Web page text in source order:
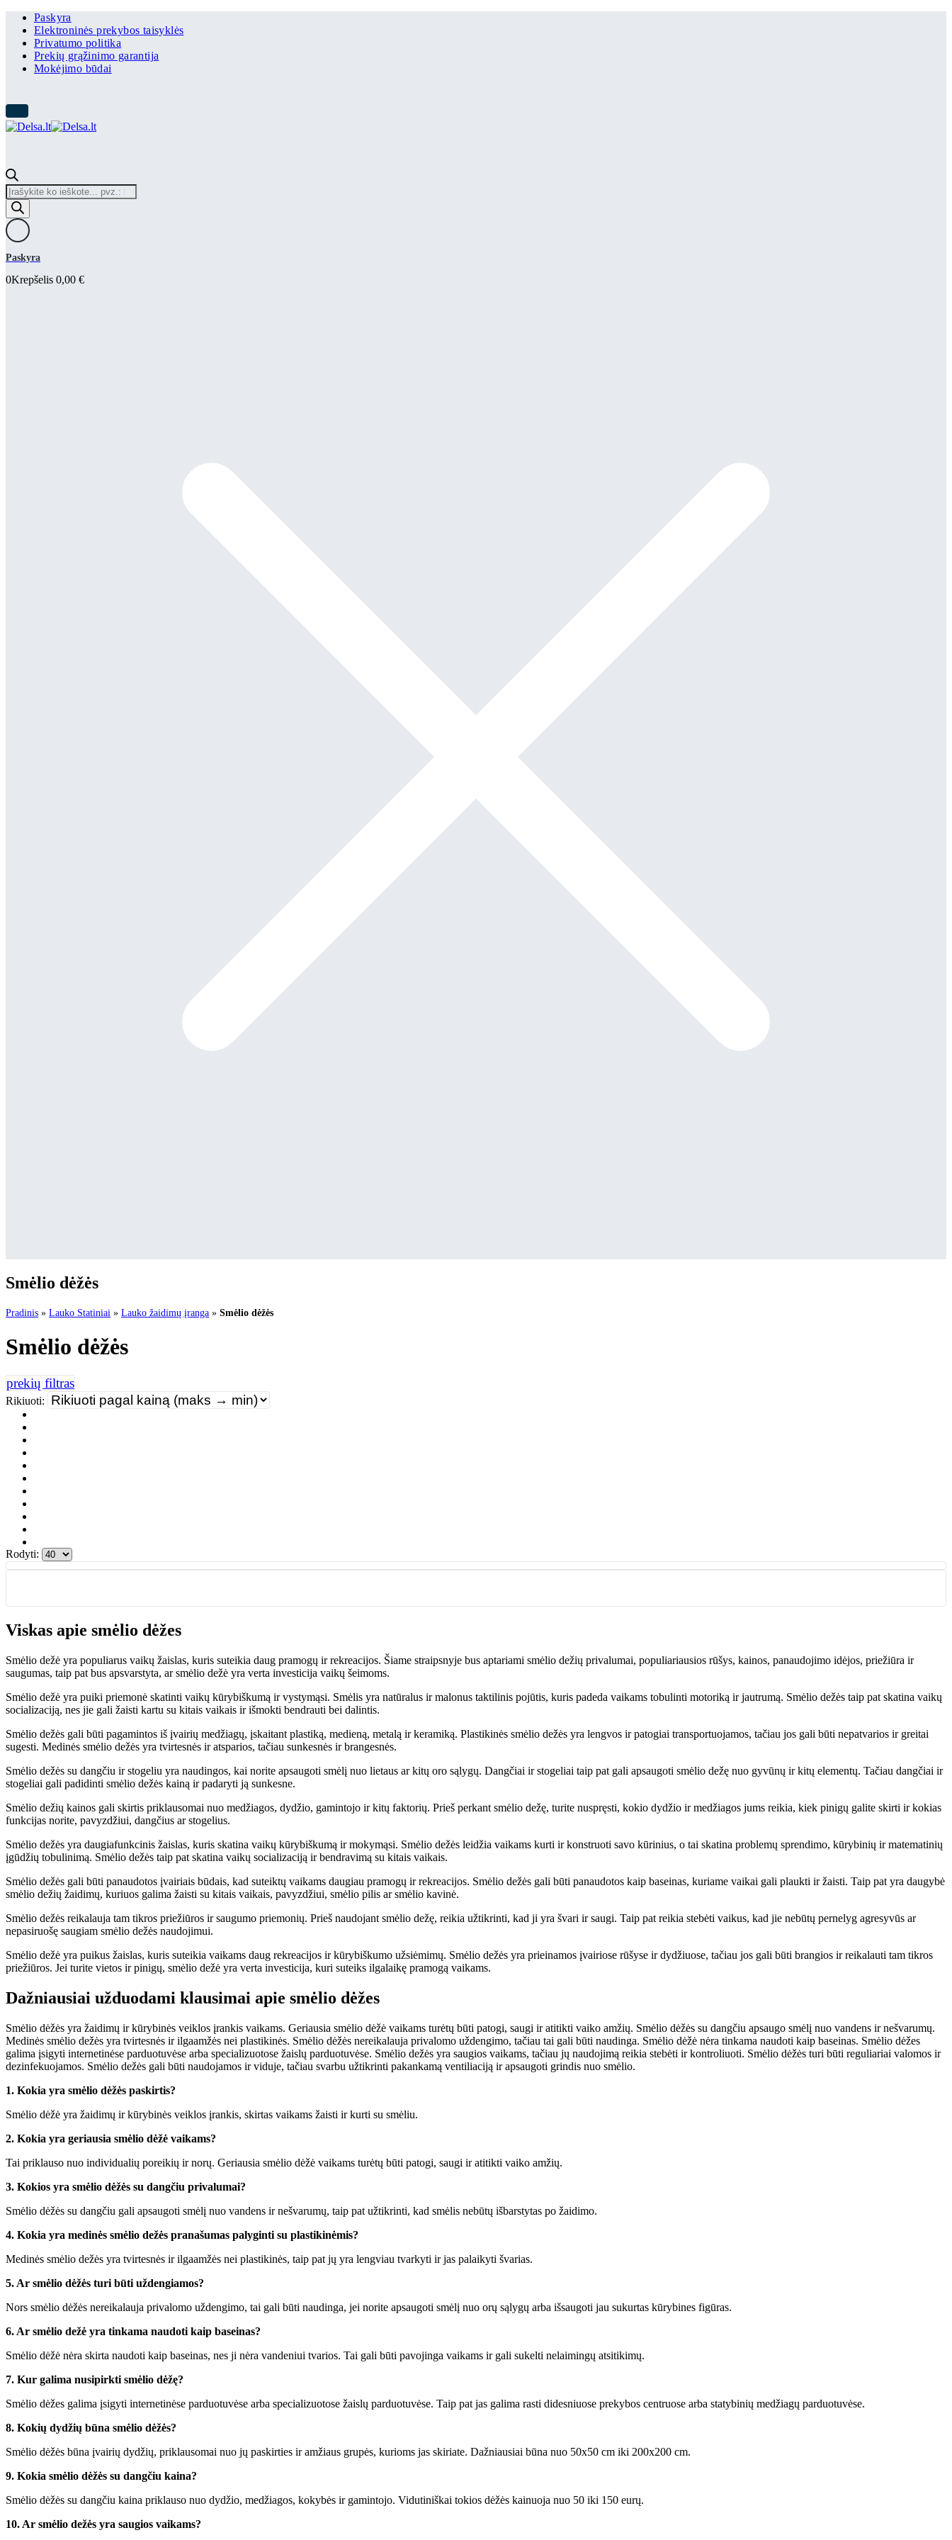
Paskyra
Elektroninės prekybos taisyklės
Privatumo politika
Prekių grąžinimo garantija
Mokėjimo būdai
Products
search
Paskyra
0Krepšelis 0,00 €
Smėlio dėžės
Pradinis » Lauko Statiniai » Lauko žaidimų įranga » Smėlio dėžės
Smėlio dėžės
Rikiuoti:
Rodyti:
Viskas apie smėlio dėžes
Smėlio dežė yra populiarus vaikų žaislas, kuris suteikia daug pramogų ir rekreacijos. Šiame straipsnyje bus aptariami smėlio dežių privalumai, populiariausios rūšys, kainos, panaudojimo idėjos, priežiūra ir
saugumas, taip pat bus apsvarstyta, ar smėlio dežė yra verta investicija vaikų šeimoms.
Smėlio dežė yra puiki priemonė skatinti vaikų kūrybiškumą ir vystymąsi. Smėlis yra natūralus ir malonus taktilinis pojūtis, kuris padeda vaikams tobulinti motoriką ir jautrumą. Smėlio dežės taip pat skatina vaikų
socializaciją, nes jie gali žaisti kartu su kitais vaikais ir išmokti bendrauti bei dalintis.
Smėlio dežės gali būti pagamintos iš įvairių medžiagų, įskaitant plastiką, medieną, metalą ir keramiką. Plastikinės smėlio dežės yra lengvos ir patogiai transportuojamos, tačiau jos gali būti nepatvarios ir greitai
sugesti. Medinės smėlio dežės yra tvirtesnės ir atsparios, tačiau sunkesnės ir brangesnės.
Smėlio dežės su dangčiu ir stogeliu yra naudingos, kai norite apsaugoti smėlį nuo lietaus ar kitų oro sąlygų. Dangčiai ir stogeliai taip pat gali apsaugoti smėlio dežę nuo gyvūnų ir kitų elementų. Tačiau dangčiai ir
stogeliai gali padidinti smėlio dežės kainą ir padaryti ją sunkesne.
Smėlio dežių kainos gali skirtis priklausomai nuo medžiagos, dydžio, gamintojo ir kitų faktorių. Prieš perkant smėlio dežę, turite nuspręsti, kokio dydžio ir medžiagos jums reikia, kiek pinigų galite skirti ir kokias
funkcijas norite, pavyzdžiui, dangčius ar stogelius.
Smėlio dežės yra daugiafunkcinis žaislas, kuris skatina vaikų kūrybiškumą ir mokymąsi. Smėlio dežės leidžia vaikams kurti ir konstruoti savo kūrinius, o tai skatina problemų sprendimo, kūrybinių ir matematinių
įgūdžių tobulinimą. Smėlio dežės taip pat skatina vaikų socializaciją ir bendravimą su kitais vaikais.
Smėlio dežės gali būti panaudotos įvairiais būdais, kad suteiktų vaikams daugiau pramogų ir rekreacijos. Smėlio dežės gali būti panaudotos kaip baseinas, kuriame vaikai gali plaukti ir žaisti. Taip pat yra daugybė
smėlio dežių žaidimų, kuriuos galima žaisti su kitais vaikais, pavyzdžiui, smėlio pilis ar smėlio kavinė.
Smėlio dežės reikalauja tam tikros priežiūros ir saugumo priemonių. Prieš naudojant smėlio dežę, reikia užtikrinti, kad ji yra švari ir saugi. Taip pat reikia stebėti vaikus, kad jie nebūtų pernelyg agresyvūs ar
nepasiruošę saugiam smėlio dežės naudojimui.
Smėlio dežė yra puikus žaislas, kuris suteikia vaikams daug rekreacijos ir kūrybiškumo užsiėmimų. Smėlio dežės yra prieinamos įvairiose rūšyse ir dydžiuose, tačiau jos gali būti brangios ir reikalauti tam tikros
priežiūros. Jei turite vietos ir pinigų, smėlio dežė yra verta investicija, kuri suteiks ilgalaikę pramogą vaikams.
Dažniausiai užduodami klausimai apie smėlio dėžes
Smėlio dėžės yra žaidimų ir kūrybinės veiklos įrankis vaikams. Geriausia smėlio dėžė vaikams turėtų būti patogi, saugi ir atitikti vaiko amžių. Smėlio dėžės su dangčiu apsaugo smėlį nuo vandens ir nešvarumų.
Medinės smėlio dežės yra tvirtesnės ir ilgaamžės nei plastikinės. Smėlio dėžės nereikalauja privalomo uždengimo, tačiau tai gali būti naudinga. Smėlio dėžė nėra tinkama naudoti kaip baseinas. Smėlio dėžes
galima įsigyti internetinėse parduotuvėse arba specializuotose žaislų parduotuvėse. Smėlio dežės yra saugios vaikams, tačiau jų naudojimą reikia stebėti ir kontroliuoti. Smėlio dėžės turi būti reguliariai valomos ir
dezinfekuojamos. Smėlio dežės gali būti naudojamos ir viduje, tačiau svarbu užtikrinti pakankamą ventiliaciją ir apsaugoti grindis nuo smėlio.
1. Kokia yra smėlio dėžės paskirtis?
Smėlio dėžė yra žaidimų ir kūrybinės veiklos įrankis, skirtas vaikams žaisti ir kurti su smėliu.
2. Kokia yra geriausia smėlio dėžė vaikams?
Tai priklauso nuo individualių poreikių ir norų. Geriausia smėlio dėžė vaikams turėtų būti patogi, saugi ir atitikti vaiko amžių.
3. Kokios yra smėlio dėžės su dangčiu privalumai?
Smėlio dėžės su dangčiu gali apsaugoti smėlį nuo vandens ir nešvarumų, taip pat užtikrinti, kad smėlis nebūtų išbarstytas po žaidimo.
4. Kokia yra medinės smėlio dežės pranašumas palyginti su plastikinėmis?
Medinės smėlio dežės yra tvirtesnės ir ilgaamžės nei plastikinės, taip pat jų yra lengviau tvarkyti ir jas palaikyti švarias.
5. Ar smėlio dėžės turi būti uždengiamos?
Nors smėlio dėžės nereikalauja privalomo uždengimo, tai gali būti naudinga, jei norite apsaugoti smėlį nuo orų sąlygų arba išsaugoti jau sukurtas kūrybines figūras.
6. Ar smėlio dežė yra tinkama naudoti kaip baseinas?
Smėlio dėžė nėra skirta naudoti kaip baseinas, nes ji nėra vandeniui tvarios. Tai gali būti pavojinga vaikams ir gali sukelti nelaimingų atsitikimų.
7. Kur galima nusipirkti smėlio dėžę?
Smėlio dėžes galima įsigyti internetinėse parduotuvėse arba specializuotose žaislų parduotuvėse. Taip pat jas galima rasti didesniuose prekybos centruose arba statybinių medžiagų parduotuvėse.
8. Kokių dydžių būna smėlio dėžės?
Smėlio dėžės būna įvairių dydžių, priklausomai nuo jų paskirties ir amžiaus grupės, kurioms jas skiriate. Dažniausiai būna nuo 50x50 cm iki 200x200 cm.
9. Kokia smėlio dėžės su dangčiu kaina?
Smėlio dėžės su dangčiu kaina priklauso nuo dydžio, medžiagos, kokybės ir gamintojo. Vidutiniškai tokios dėžės kainuoja nuo 50 iki 150 eurų.
10. Ar smėlio dežės yra saugios vaikams?